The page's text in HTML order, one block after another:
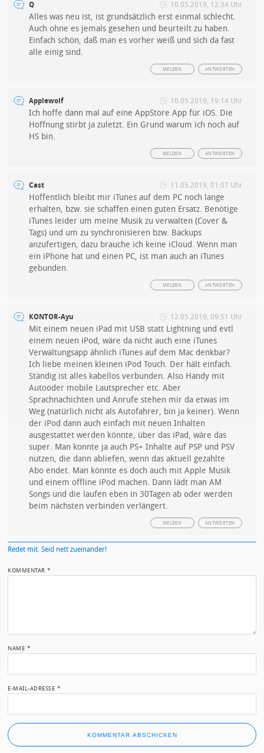
Q 10.05.2019, 12:34 Uhr
Alles was neu ist, ist grundsätzlich erst einmal schlecht.
Auch ohne es jemals gesehen und beurteilt zu haben.
Einfach schön, daß man es vorher weiß und sich da fast
alle einig sind.
ANTWORTEN
MELDEN
Applewolf 10.05.2019, 19:14 Uhr
Ich hoffe dann mal auf eine AppStore App für iOS. Die
Hoffnung stirbt ja zuletzt. Ein Grund warum ich noch auf
HS bin.
ANTWORTEN
MELDEN
Cast 11.05.2019, 01:07 Uhr
Hoffentlich bleibt mir iTunes auf dem PC noch lange
erhalten, bzw. sie schaffen einen guten Ersatz. Benötige
iTunes leider um meine Musik zu verwalten (Cover &
Tags) und um zu synchronisieren bzw. Backups
anzufertigen, dazu brauche ich keine iCloud. Wenn man
ein iPhone hat und einen PC, ist man auch an iTunes
gebunden.
ANTWORTEN
MELDEN
KONTOR-Ayu 12.05.2019, 09:51 Uhr
Mit einem neuen iPad mit USB statt Lightning und evtl
einem neuen iPod, wäre da nicht auch eine iTunes
Verwaltungsapp ähnlich iTunes auf dem Mac denkbar?
Ich liebe meinen kleinen iPod Touch. Der hält einfach.
Ständig ist alles kabellos verbunden. Also Handy mit
Autooder mobile Lautsprecher etc. Aber
Sprachnachichten und Anrufe stehen mir da etwas im
Weg (natürlich nicht als Autofahrer, bin ja keiner). Wenn
der iPod dann auch einfach mit neuen Inhalten
ausgestattet werden könnte, über das iPad, wäre das
super. Man konnte ja auch PS+ Inhalte auf PSP und PSV
nutzen, die dann abliefen, wenn das aktuell gezahlte
Abo endet. Man könnte es doch auch mit Apple Musik
und einem offline iPod machen. Dann lädt man AM
Songs und die laufen eben in 30Tagen ab oder werden
beim nächsten verbinden verlängert.
ANTWORTEN
MELDEN
Redet mit. Seid nett zueinander!
KOMMENTAR*
NAME *
E-MAIL-ADRESSE *